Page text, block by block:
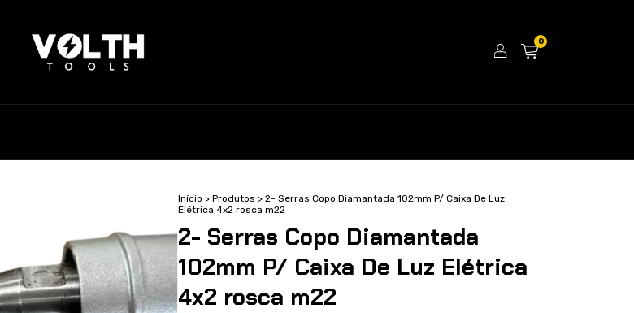
0
Início > Produtos > 2- Serras Copo Diamantada 102mm P/ Caixa De Luz
Elétrica 4x2 rosca m22
2- Serras Copo Diamantada
102mm P/ Caixa De Luz Elétrica
4x2 rosca m22